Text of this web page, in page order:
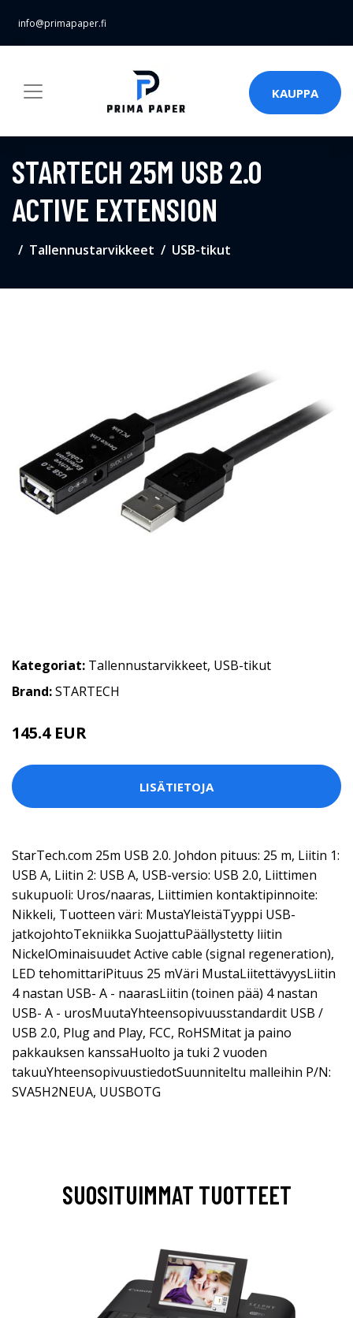
info@primapaper.fi
KAUPPA
STARTECH 25M USB 2.0
ACTIVE EXTENSION
Tallennustarvikkeet USB-tikut
Kategoriat: Tallennustarvikkeet, USB-tikut
Brand:STARTECH
145.4 EUR
LISÄTIETOJA
StarTech.com 25m USB 2.0. Johdon pituus: 25 m, Liitin 1:
USB A, Liitin 2: USB A, USB-versio: USB 2.0, Liittimen
sukupuoli: Uros/naaras, Liittimien kontaktipinnoite:
Nikkeli, Tuotteen väri: MustaYleistäTyyppi USB-
jatkojohtoTekniikka SuojattuPäällystetty liitin
NickelOminaisuudet Active cable (signal regeneration),
LED tehomittariPituus 25 mVäri MustaLiitettävyysLiitin
4 nastan USB- A - naarasLiitin (toinen pää) 4 nastan
USB- A - urosMuutaYhteensopivuusstandardit USB /
USB 2.0, Plug and Play, FCC, RoHSMitat ja paino
pakkauksen kanssaHuolto ja tuki 2 vuoden
takuuYhteensopivuustiedotSuunniteltu malleihin P/N:
SVA5H2NEUA, UUSBOTG
SUOSITUIMMAT TUOTTEET